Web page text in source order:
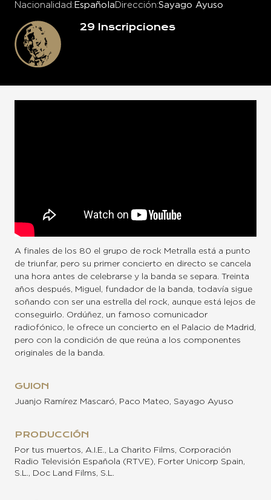
Nacionalidad Española Dirección Sayago Ayuso
29 Inscripciones
A finales de los 80 el grupo de rock Metralla está a punto
de triunfar, pero su primer concierto en directo se cancela
una hora antes de celebrarse y la banda se separa. Treinta
años después, Miguel, fundador de la banda, todavía sigue
soñando con ser una estrella del rock, aunque está lejos de
conseguirlo. Ordúñez, un famoso comunicador
radiofónico, le ofrece un concierto en el Palacio de Madrid,
pero con la condición de que reúna a los componentes
originales de la banda.
GUION
Juanjo Ramírez Mascaró, Paco Mateo, Sayago Ayuso
PRODUCCIÓN
Por tus muertos, A.I.E., La Charito Films, Corporación
Radio Televisión Española (RTVE), Forter Unicorp Spain,
S.L., Doc Land Films, S.L.